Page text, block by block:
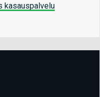
kasauspalvelu